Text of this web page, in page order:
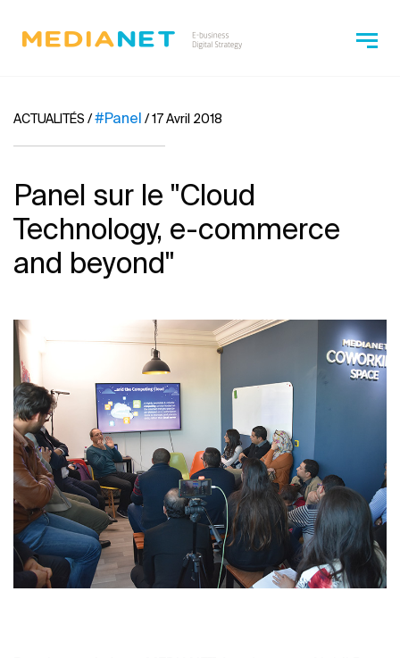
ACTUALITÉS /#Panel /17 Avril 2018
Panel sur le ''Cloud
Technology, e-commerce
and beyond''